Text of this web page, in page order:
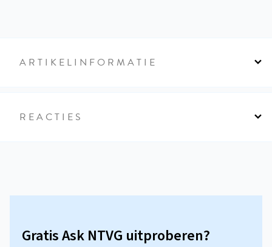
ARTIKELINFORMATIE
REACTIES
Gratis Ask NTVG uitproberen?